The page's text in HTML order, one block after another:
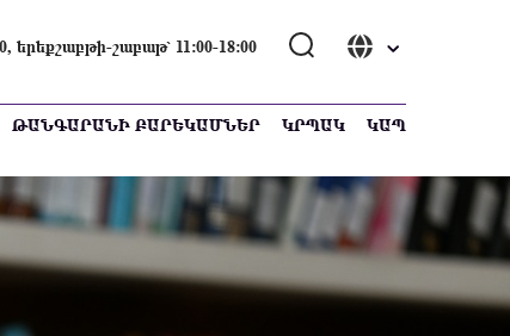
շաբաթ՝ 11։00-18։00
ԹԱՆԳԱՐԱՆԻ ԲԱՐԵԿԱՄՆԵՐ ԿՐՊԱԿ ԿԱՊ